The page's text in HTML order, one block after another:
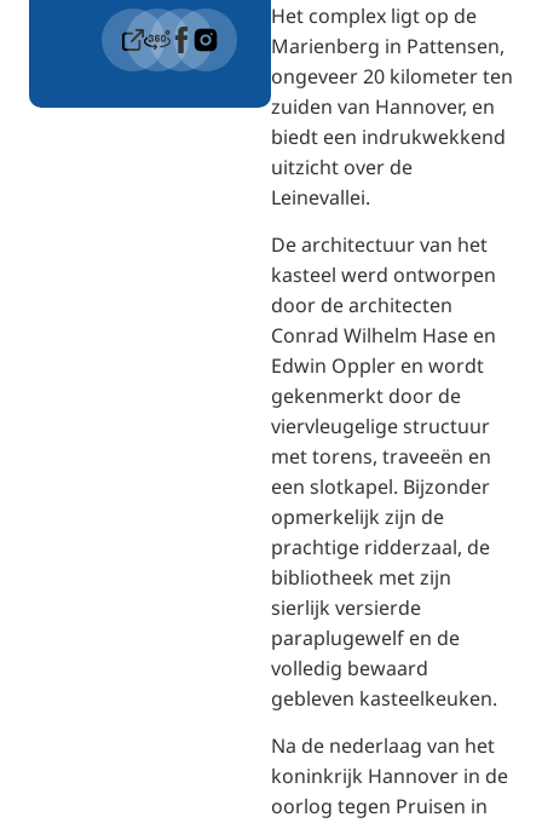
Het complex ligt op de
Marienberg in Pattensen,
ongeveer 20 kilometer ten
zuiden van Hannover, en
biedt een indrukwekkend
uitzicht over de
Leinevallei.
De architectuur van het
kasteel werd ontworpen
door de architecten
Conrad Wilhelm Hase en
Edwin Oppler en wordt
gekenmerkt door de
viervleugelige structuur
met torens, traveeën en
een slotkapel. Bijzonder
opmerkelijk zijn de
prachtige ridderzaal, de
bibliotheek met zijn
sierlijk versierde
paraplugewelf en de
volledig bewaard
gebleven kasteelkeuken.
Na de nederlaag van het
koninkrijk Hannover in de
oorlog tegen Pruisen in